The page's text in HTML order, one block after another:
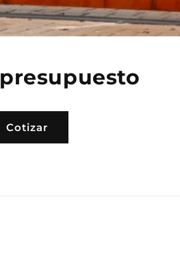
Cotizar